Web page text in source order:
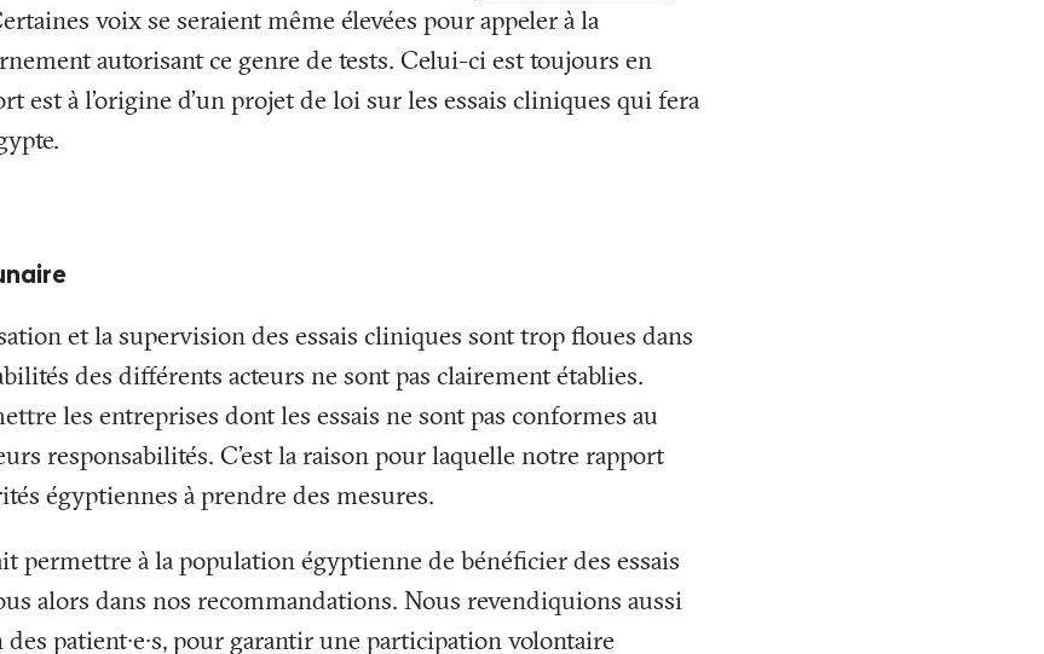
voix se seraient même élevées pour appeler à la
autorisant ce genre de tests. Celui-ci est toujours en
est à l’origine d’un projet de loi sur les essais cliniques qui fera
et la supervision des essais cliniques sont trop floues dans
des différents acteurs ne sont pas clairement établies.
les entreprises dont les essais ne sont pas conformes au
responsabilités. C’est la raison pour laquelle notre rapport
égyptiennes à prendre des mesures.
permettre à la population égyptienne de bénéficier des essais
alors dans nos recommandations. Nous revendiquions aussi
patient∙e∙s, pour garantir une participation volontaire